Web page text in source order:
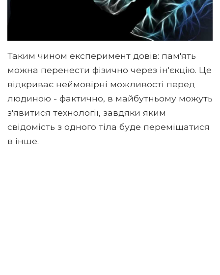
Таким чином експеримент довів: пам'ять
можна перенести фізично через ін'єкцію. Це
відкриває неймовірні можливості перед
людиною - фактично, в майбутньому можуть
з'явитися технології, завдяки яким
свідомість з одного тіла буде переміщатися
в інше.